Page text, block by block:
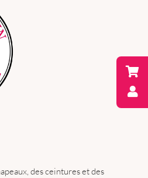
des ceintures et des